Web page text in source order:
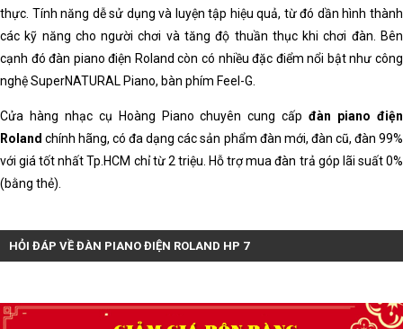
thực. Tính năng dễ sử dụng và luyện tập hiệu quả, từ đó dần hình thành
các kỹ năng cho người chơi và tăng độ thuần thục khi chơi đàn. Bên
cạnh đó đàn piano điện Roland còn có nhiều đặc điểm nổi bật như công
nghệ SuperNATURAL Piano, bàn phím Feel-G.
Cửa hàng nhạc cụ Hoàng Piano chuyên cung cấpđàn piano điện
Roland chính hãng, có đa dạng các sản phẩm đàn mới, đàn cũ, đàn 99%
với giá tốt nhất Tp.HCM chỉ từ 2 triệu. Hỗ trợ mua đàn trả góp lãi suất 0%
(bằng thẻ).
HỎI ĐÁP VỀ ĐÀN PIANO ĐIỆN ROLAND HP 7